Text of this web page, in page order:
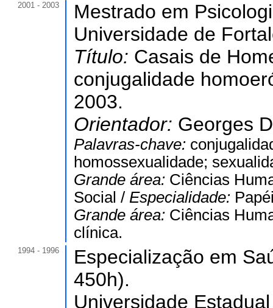
2001 - 2003
Mestrado em
Universidade de
Título: Casais de
conjugalidade
2003.
Orientador: Georges
Palavras-chave:
homossexualidade;
Grande área: Ciências
Social / Especialidade:
Grande área: Ciências
clínica.
1994 - 1996
Especialização em
450h).
Universidade